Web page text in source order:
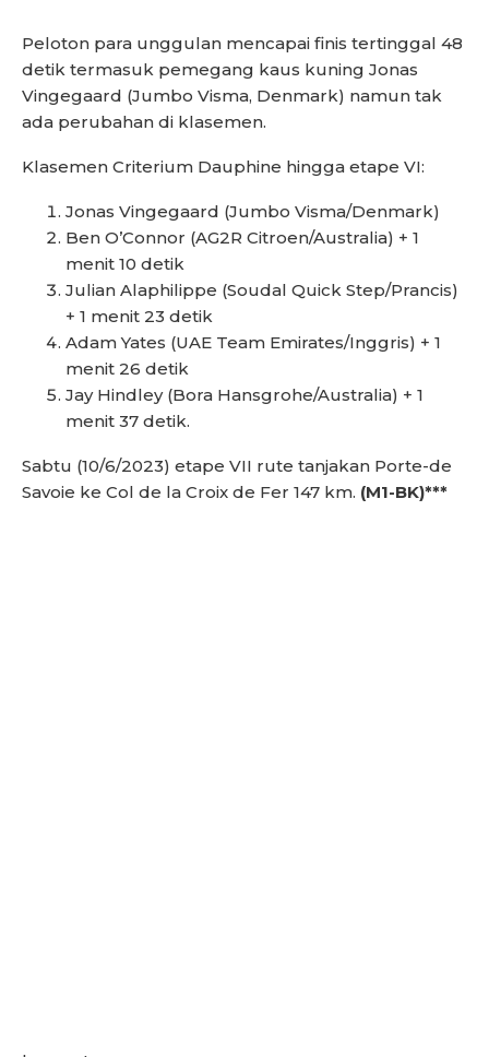
Peloton para unggulan mencapai finis tertinggal 48
detik termasuk pemegang kaus kuning Jonas
Vingegaard (Jumbo Visma, Denmark) namun tak
ada perubahan di klasemen.
Klasemen Criterium Dauphine hingga etape VI:
Jonas Vingegaard (Jumbo Visma/Denmark)
Ben O’Connor (AG2R Citroen/Australia) + 1
menit 10 detik
Julian Alaphilippe (Soudal Quick Step/Prancis)
+ 1 menit 23 detik
Adam Yates (UAE Team Emirates/Inggris) + 1
menit 26 detik
Jay Hindley (Bora Hansgrohe/Australia) + 1
menit 37 detik.
Sabtu (10/6/2023) etape VII rute tanjakan Porte-de
Savoie ke Col de la Croix de Fer 147 km. (M1-BK)***